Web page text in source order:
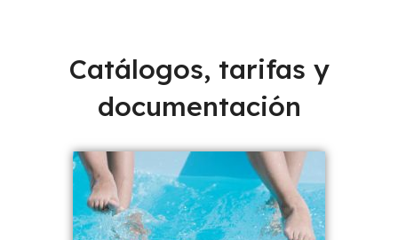
Catálogos, tarifas y
documentación